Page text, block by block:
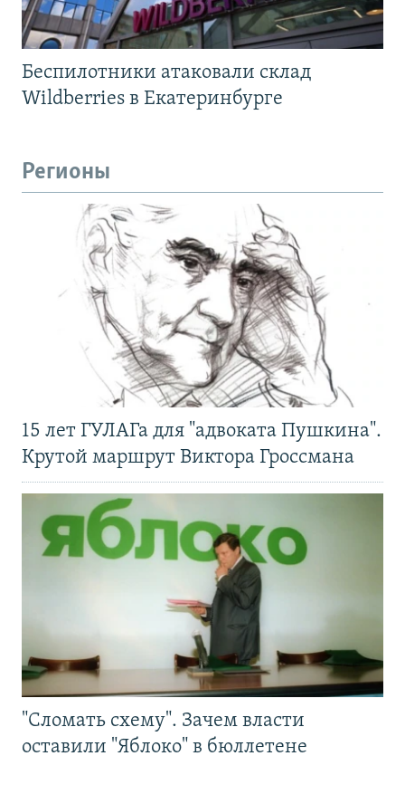
Беспилотники атаковали склад
Wildberries в Екатеринбурге
Регионы
15 лет ГУЛАГа для "адвоката Пушкина".
Крутой маршрут Виктора Гроссмана
"Сломать схему". Зачем власти
оставили "Яблоко" в бюллетене